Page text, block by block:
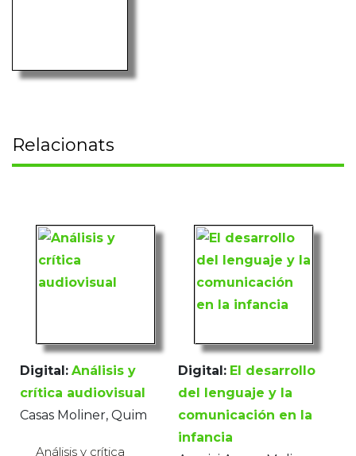
Relacionats
Digital: Análisis y
crítica audiovisual
Casas Moliner, Quim
Análisis y crítica
Digital: El desarrollo
del lenguaje y la
comunicación en la
infancia